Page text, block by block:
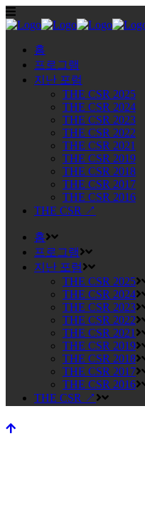
홈
프로그램
지난 포럼
THE CSR 2025
THE CSR 2024
THE CSR 2023
THE CSR 2022
THE CSR 2021
THE CSR 2019
THE CSR 2018
THE CSR 2017
THE CSR 2016
THE CSR ↗
홈
프로그램
지난 포럼
THE CSR 2025
THE CSR 2024
THE CSR 2023
THE CSR 2022
THE CSR 2021
THE CSR 2019
THE CSR 2018
THE CSR 2017
THE CSR 2016
THE CSR ↗